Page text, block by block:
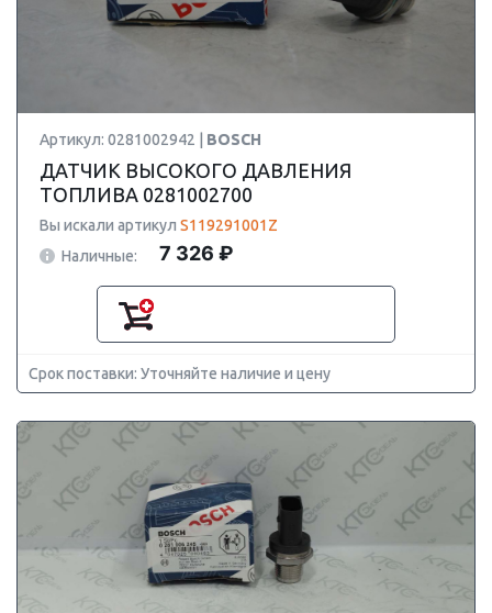
Артикул: 0281002942 | BOSCH
ДАТЧИК ВЫСОКОГО ДАВЛЕНИЯ
ТОПЛИВА 0281002700
Вы искали артикул S119291001Z
Наличные:
7 326 ₽
Срок поставки: Уточняйте наличие и цену